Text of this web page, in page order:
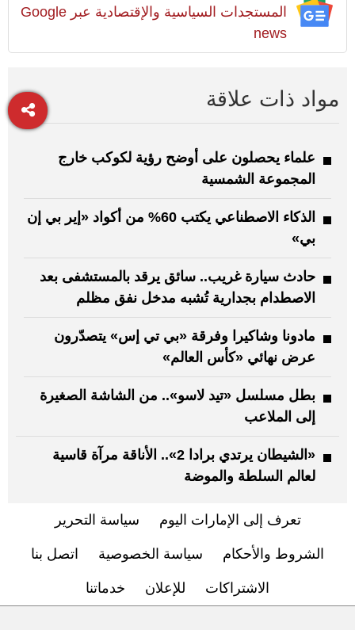
المستجدات السياسية والإقتصادية عبر Google
news
مواد ذات علاقة
علماء يحصلون على أوضح رؤية لكوكب خارج
المجموعة الشمسية
الذكاء الاصطناعي يكتب 60% من أكواد «إير بي إن
بي»
حادث سيارة غريب.. سائق يرقد بالمستشفى بعد
الاصطدام بجدارية تُشبه مدخل نفق مظلم
مادونا وشاكيرا وفرقة «بي تي إس» يتصدّرون
عرض نهائي «كأس العالم»
بطل مسلسل «تيد لاسو».. من الشاشة الصغيرة
إلى الملاعب
«الشيطان يرتدي برادا 2».. الأناقة مرآة قاسية
لعالم السلطة والموضة
تعرف إلى الإمارات اليوم سياسة التحرير
الشروط والأحكام سياسة الخصوصية اتصل بنا
الاشتراكات للإعلان خدماتنا